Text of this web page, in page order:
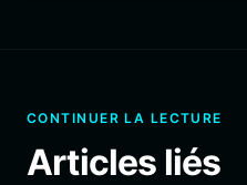
CONTINUER LA LECTURE
Articles liés